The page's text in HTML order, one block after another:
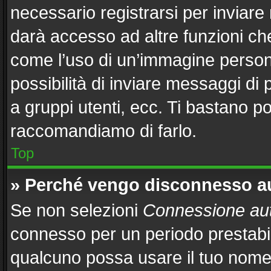
necessario registrarsi per
darà accesso ad altre funzioni
come l’uso di un’immagine
possibilità di inviare messaggi di
a gruppi utenti, ecc. Ti bastano
raccomandiamo di farlo.
Top
» Perché vengo disconnesso
Se non selezioni Connessione
connesso per un periodo
qualcuno possa usare il tuo